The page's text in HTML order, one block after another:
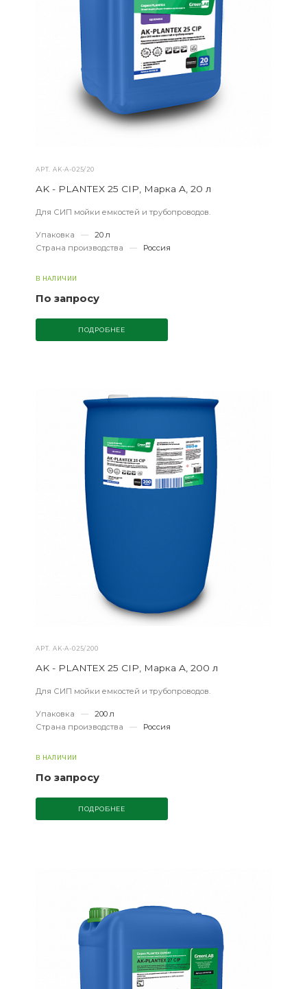
АРТ.AK-А-025/20
AK - PLANTEX 25 CIP, Марка A, 20 л
Для СИП мойки емкостей и трубопроводов.
Упаковка —
20 л
Страна производства
— Россия
В НАЛИЧИИ
По запросу
ПОДРОБНЕЕ
АРТ.AK-А-025/200
AK - PLANTEX 25 CIP, Марка A, 200 л
Для СИП мойки емкостей и трубопроводов.
Упаковка —
200 л
Страна производства
— Россия
В НАЛИЧИИ
По запросу
ПОДРОБНЕЕ